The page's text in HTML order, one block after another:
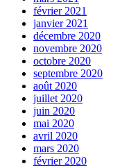
février 2021
janvier 2021
décembre 2020
novembre 2020
octobre 2020
septembre 2020
août 2020
juillet 2020
juin 2020
mai 2020
avril 2020
mars 2020
février 2020